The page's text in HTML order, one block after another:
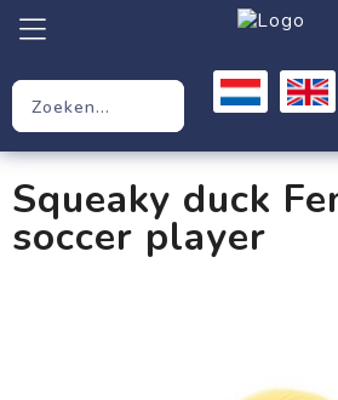
Werkkleding
Kleding
Squeaky duck
soccer player